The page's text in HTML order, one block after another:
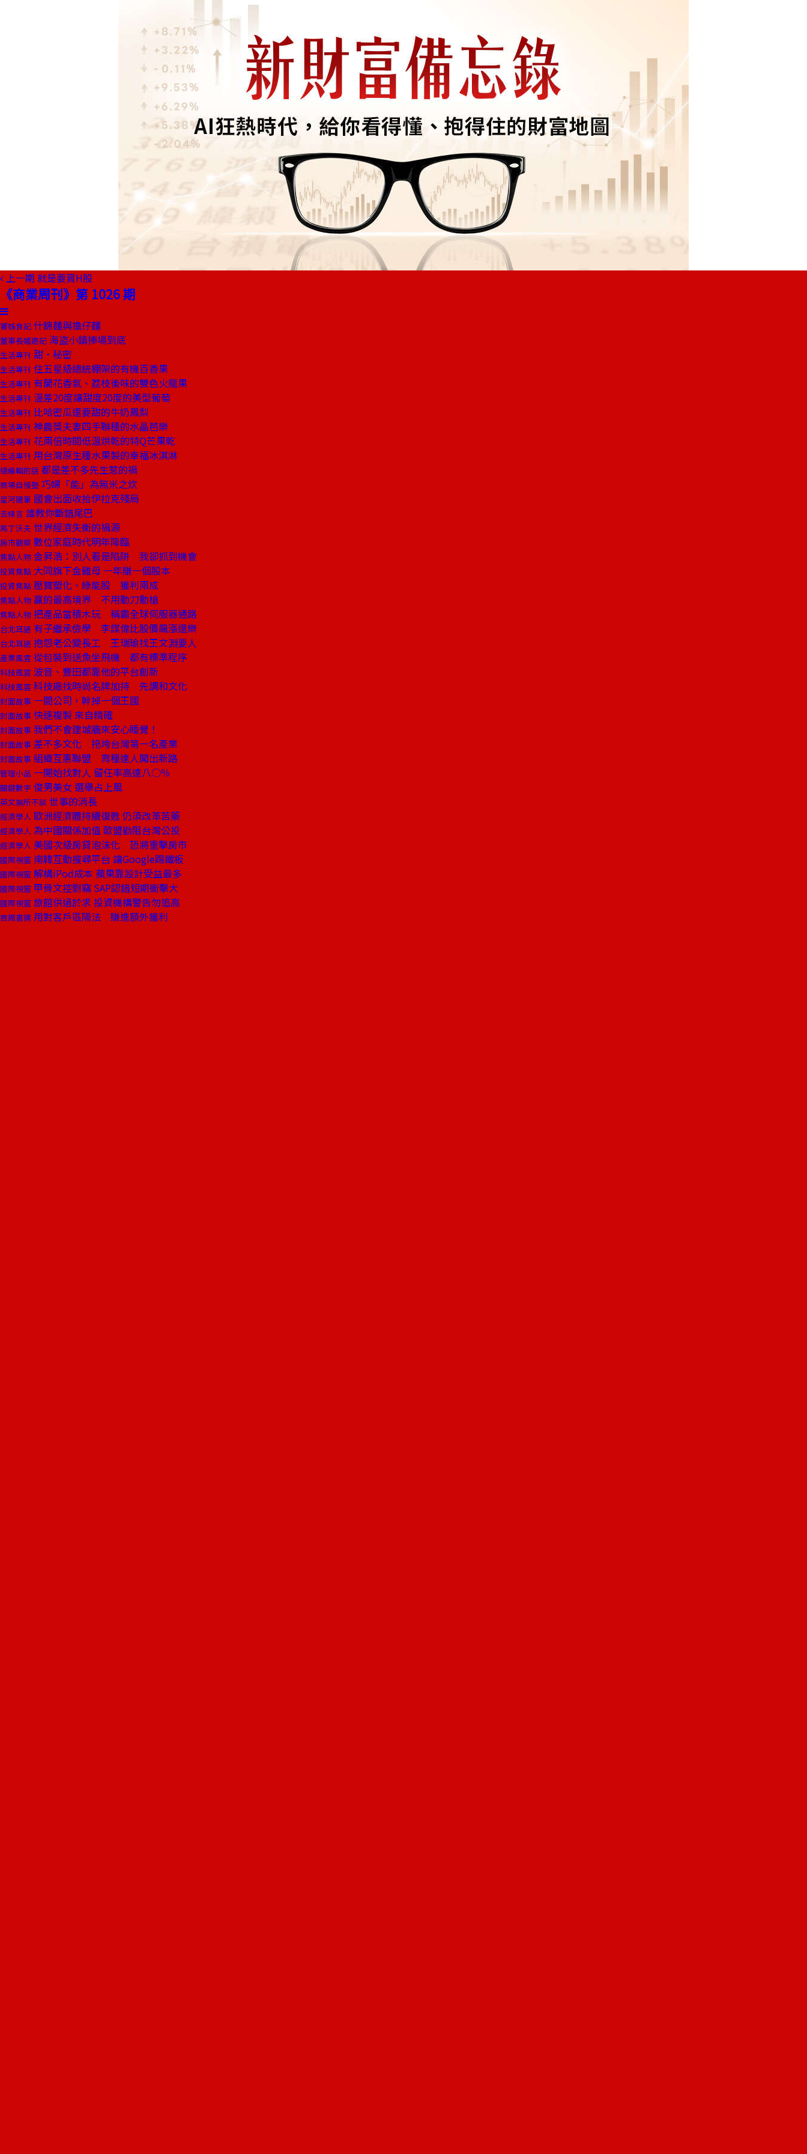
上一期 就是要買H股
《商業周刊》第 1026 期
饕姊食記 什錦麵與擔仔麵
董事長嬉遊記 海盜小鎮捧場到底
生活專刊 甜‧秘密
生活專刊 住五星級總統棚架的有機百香果
生活專刊 有蘭花香氣、荔枝後味的雙色火龍果
生活專刊 溫差20度讓甜度20度的美型葡萄
生活專刊 比哈密瓜還要甜的牛奶鳳梨
生活專刊 神農獎夫妻四手聯種的水晶芭樂
生活專刊 花兩倍時間低溫烘乾的特Q芒果乾
生活專刊 用台灣原生種水果製的幸福冰淇淋
總編輯的話 都是差不多先生惹的禍
商場自慢塾 巧婦「能」為無米之炊
星河隨筆 國會出面收拾伊拉克殘局
去梯言 誰教你斷錯尾巴
馬丁沃夫 世界經濟失衡的禍源
房市觀察 數位家庭時代明年降臨
焦點人物 金昇浩：別人看是陷阱 我卻抓到機會
投資焦點 大同旗下金雞母 一年賺一個股本
投資焦點 壓寶塑化、綠能股 獲利兩成
焦點人物 贏的最高境界 不用動刀動槍
焦點人物 把產品當積木玩 稱霸全球伺服器通路
台北耳語 有子繼承儉學 李謀偉比股價飆漲還樂
台北耳語 抱怨老公變長工 王瑞瑜找王文淵要人
產業風雲 從包裝到送魚坐飛機 都有標準程序
科技風雲 波音、豐田都靠他的平台創新
科技風雲 科技廠找時尚名牌加持 先調和文化
封面故事 一間公司，幹掉一個王國
封面故事 快速複製 來自精確
封面故事 我們不會建城牆來安心睡覺！
封面故事 差不多文化 拖垮台灣第一名產業
封面故事 組織互惠聯盟 育種達人闖出新路
管理小品 一開始找對人 留任率高達八○％
關鍵數字 俊男美女 選舉占上風
英文無所不談 世事的消長
經濟學人 歐洲經濟體持續復甦 仍須改革苦藥
經濟學人 為中國關係加值 歐盟勸阻台灣公投
經濟學人 美國次級房貸泡沫化 恐將重擊房市
國際視窗 南韓互動搜尋平台 讓Google踢鐵板
國際視窗 解構iPod成本 蘋果靠設計受益最多
國際視窗 甲骨文控剽竊 SAP認錯短期衝擊大
國際視窗 旅館供過於求 投資機構警告勿追高
商周書摘 用對客戶區隔法 賺進額外獲利